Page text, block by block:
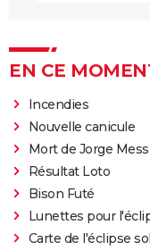
EN CE
Incendies
Nouvelle canicule
Mort de Jorge
Résultat Loto
Bison Futé
Lunettes pour
Carte de l'éclipse